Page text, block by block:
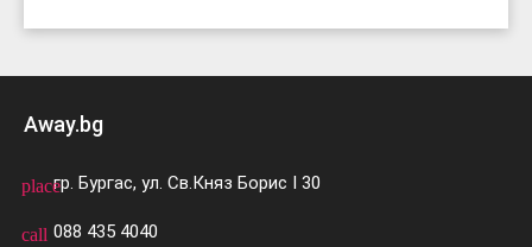
Away.bg
placeгр. Бургас, ул. Св.Княз Борис I 30
call 088 435 4040